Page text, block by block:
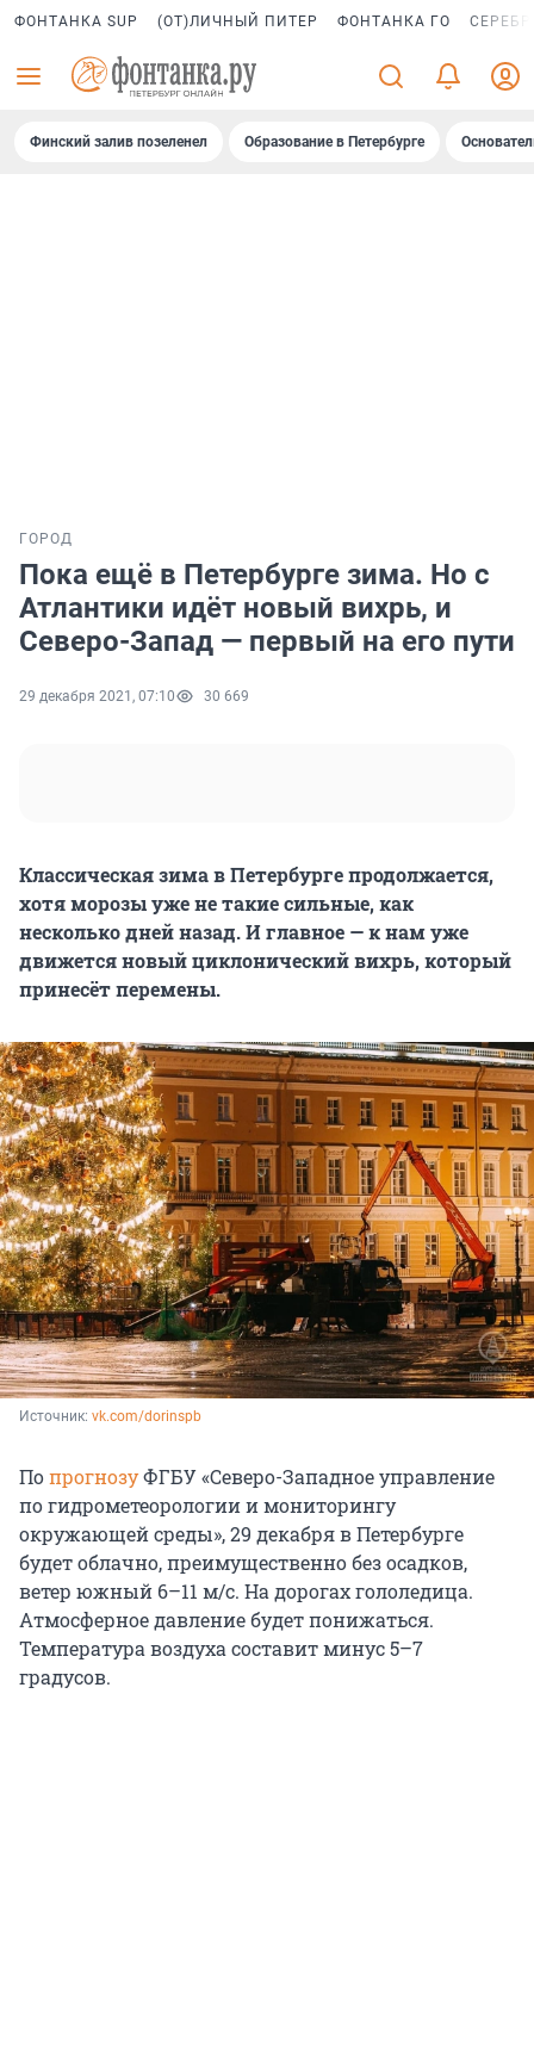
ФОНТАНКА SUP (ОТ)ЛИЧНЫЙ ПИТЕР ФОНТАНКА ГО
Финский залив позеленел Образование в Петербурге
ГОРОД
Пока ещё в Петербурге зима. Но с
Атлантики идёт новый вихрь, и
Северо-Запад — первый на его пути
29 декабря 2021, 07:10 30 669
Классическая зима в Петербурге продолжается,
хотя морозы уже не такие сильные, как
несколько дней назад. И главное — к нам уже
движется новый циклонический вихрь, который
принесёт перемены.
Источник: vk.com/dorinspb
ПопрогнозуФГБУ «Северо-Западное управление
по гидрометеорологии и мониторингу
окружающей среды», 29 декабря в Петербурге
будет облачно, преимущественно без осадков,
ветер южный 6–11 м/с. На дорогах гололедица.
Атмосферное давление будет понижаться.
Температура воздуха составит минус 5–7
градусов.